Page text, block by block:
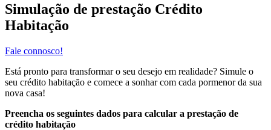
Simulação de prestação Crédito
Habitação
Fale connosco!
Está pronto para transformar o seu desejo em realidade? Simule o
seu crédito habitação e comece a sonhar com cada pormenor da sua
nova casa!
Preencha os seguintes dados para calcular a prestação de
crédito habitação